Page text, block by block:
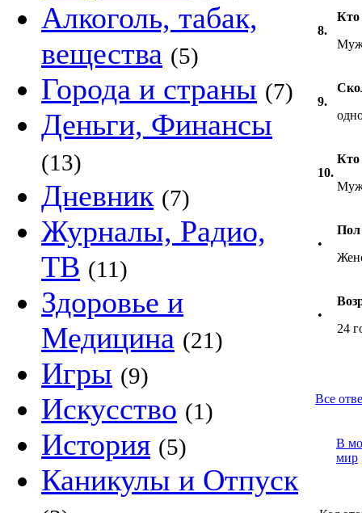
Алкоголь, табак,
вещества (5)
Города и страны (7)
Деньги, Финансы
(13)
Дневник (7)
Журналы, Радио,
ТВ (11)
Здоровье и
Медицина (21)
Игры (9)
Искусство (1)
История (5)
Каникулы и Отпуск
8.
Кто
9.
10.
Кто
•
Пол
•
24
Все
В
мир